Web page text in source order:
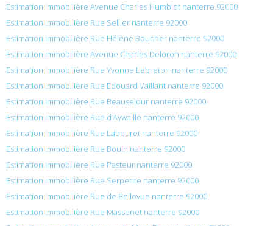
Estimation immobilière Avenue Charles Humblot nanterre 92000
Estimation immobilière Rue Sellier nanterre 92000
Estimation immobilière Rue Hélène Boucher nanterre 92000
Estimation immobilière Avenue Charles Deloron nanterre 92000
Estimation immobilière Rue Yvonne Lebreton nanterre 92000
Estimation immobilière Rue Édouard Vaillant nanterre 92000
Estimation immobilière Rue Beausejour nanterre 92000
Estimation immobilière Rue d’Aywaille nanterre 92000
Estimation immobilière Rue Labouret nanterre 92000
Estimation immobilière Rue Bouin nanterre 92000
Estimation immobilière Rue Pasteur nanterre 92000
Estimation immobilière Rue Serpente nanterre 92000
Estimation immobilière Rue de Bellevue nanterre 92000
Estimation immobilière Rue Massenet nanterre 92000